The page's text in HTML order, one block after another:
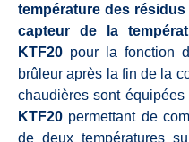
température des
capteur de la
KTF20 pour la fonction
brûleur après la fin de la
chaudières sont équipées
KTF20 permettant de
de deux températures